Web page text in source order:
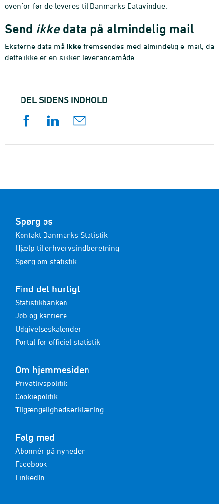
ovenfor før de leveres til Danmarks Datavindue.
Send ikke data på almindelig mail
Eksterne data må ikke fremsendes med almindelig e-mail, da
dette ikke er en sikker leverancemåde.
DEL SIDENS INDHOLD
Spørg os
Kontakt Danmarks Statistik
Hjælp til erhvervsindberetning
Spørg om statistik
Find det hurtigt
Statistikbanken
Job og karriere
Udgivelseskalender
Portal for officiel statistik
Om hjemmesiden
Privatlivspolitik
Cookiepolitik
Tilgængelighedserklæring
Følg med
Abonnér på nyheder
Facebook
LinkedIn